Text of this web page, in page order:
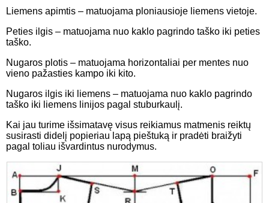
Liemens apimtis – matuojama ploniausioje liemens vietoje.
Peties ilgis – matuojama nuo kaklo pagrindo taško iki peties
taško.
Nugaros plotis – matuojama horizontaliai per mentes nuo
vieno pažasties kampo iki kito.
Nugaros ilgis iki liemens – matuojama nuo kaklo pagrindo
taško iki liemens linijos pagal stuburkaulį.
Kai jau turime išsimatavę visus reikiamus matmenis reiktų
susirasti didelį popieriau lapą pieštuką ir pradėti braižyti
pagal toliau išvardintus nurodymus.